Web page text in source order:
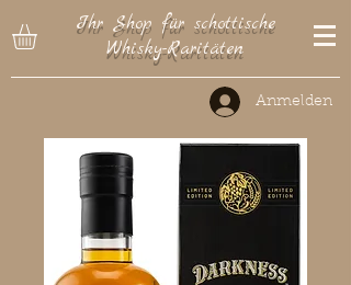
Ihr Shop für schottische
Whisky-Raritäten
Anmelden